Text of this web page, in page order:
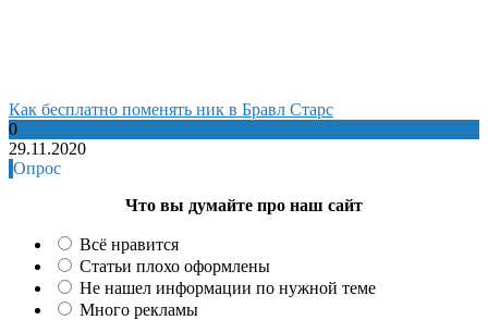
Как бесплатно поменять ник в Бравл Старс
0
29.11.2020
Опрос
Что вы думайте про наш сайт
Всё нравится
Статьи плохо оформлены
Не нашел информации по нужной теме
Много рекламы